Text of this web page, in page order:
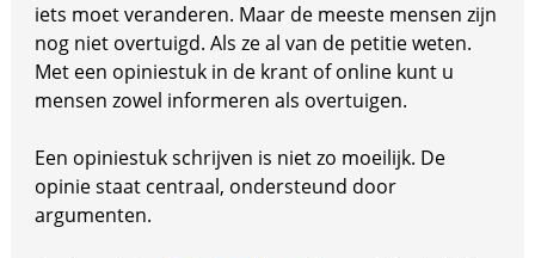
iets moet veranderen. Maar de meeste mensen zijn
nog niet overtuigd. Als ze al van de petitie weten.
Met een opiniestuk in de krant of online kunt u
mensen zowel informeren als overtuigen.
Een opiniestuk schrijven is niet zo moeilijk. De
opinie staat centraal, ondersteund door
argumenten.